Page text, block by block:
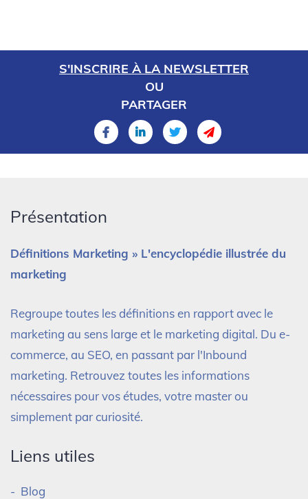
S'INSCRIRE À LA NEWSLETTER
OU
PARTAGER
Présentation
Définitions Marketing » L'encyclopédie illustrée du
marketing
Regroupe toutes les définitions en rapport avec le
marketing au sens large et le marketing digital. Du e-
commerce, au SEO, en passant par l'Inbound
marketing. Retrouvez toutes les informations
nécessaires pour vos études, votre master ou
simplement par curiosité.
Liens utiles
Blog